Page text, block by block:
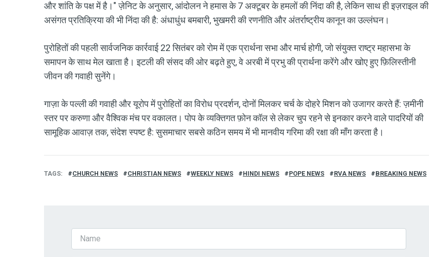
और शांति के पक्ष में है।" ज़ेनिट के अनुसार, आंदोलन ने हमास के 7 अक्टूबर के हमलों की निंदा की है, लेकिन साथ ही इज़राइल की
असंगत प्रतिक्रिया की भी निंदा की है: अंधाधुंध बमबारी, भुखमरी की रणनीति और अंतर्राष्ट्रीय कानून का उल्लंघन।
पुरोहितों की पहली सार्वजनिक कार्रवाई 22 सितंबर को रोम में एक प्रार्थना सभा और मार्च होगी, जो संयुक्त राष्ट्र महासभा के
समापन के साथ मेल खाता है। इटली की संसद की ओर बढ़ते हुए, वे अरबी में प्रभु की प्रार्थना करेंगे और खोए हुए फ़िलिस्तीनी
जीवन की गवाही सुनेंगे।
गाज़ा के पल्ली की गवाही और यूरोप में पुरोहितों का विरोध प्रदर्शन, दोनों मिलकर चर्च के दोहरे मिशन को उजागर करते हैं: ज़मीनी
स्तर पर करुणा और वैश्विक मंच पर वकालत। पोप के व्यक्तिगत फ़ोन कॉल से लेकर चुप रहने से इनकार करने वाले पादरियों की
सामूहिक आवाज़ तक, संदेश स्पष्ट है: सुसमाचार सबसे कठिन समय में भी मानवीय गरिमा की रक्षा की माँग करता है।
TAGS CHURCH NEWS CHRISTIAN NEWS WEEKLY NEWS HINDI NEWS POPE NEWS RVA NEWS BREAKING NEWS